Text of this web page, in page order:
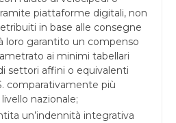
piattaforme digitali, non
in base alle consegne
loro garantito un compenso
ai minimi tabellari
settori affini o equivalenti
comparativamente più
nazionale;
un’indennità integrativa